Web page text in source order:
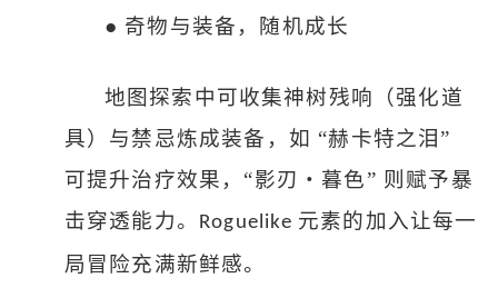
● 奇物与装备，随机成长
地图探索中可收集神树残响（强化道
具）与禁忌炼成装备，如 “赫卡特之泪”
可提升治疗效果，“影刃・暮色” 则赋予暴
击穿透能力。
Roguelike 元素的加入让每一
局冒险充满新鲜感。